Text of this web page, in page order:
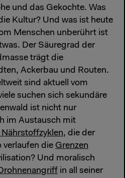
und das Gekochte. Was
Kultur? Und was ist heute
Menschen unberührt ist
Der Säuregrad der
trägt die
Ackerbau und Routen.
sind aktuell vom
suchen sich sekundäre
ist nicht nur
im Austausch mit
die der
verlaufen die Grenzen
Und moralisch
in all seiner